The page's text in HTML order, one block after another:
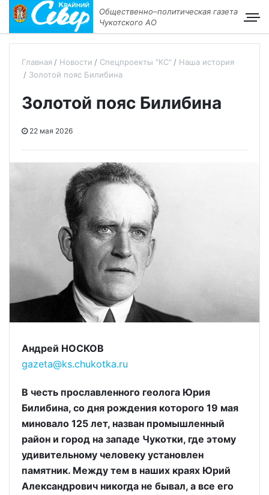
Общественно–политическая газета
Чукотского АО
Главная Новости Спецпроекты "КС"
Наша история
Золотой пояс Билибина
Золотой пояс Билибина
22 мая 2026
Андрей НОСКОВ
gazeta@ks.chukotka.ru
В честь прославленного геолога Юрия
Билибина, со дня рождения которого 19 мая
миновало 125 лет, назван промышленный
район и город на западе Чукотки, где этому
удивительному человеку установлен
памятник. Между тем в наших краях Юрий
Александрович никогда не бывал, а все его